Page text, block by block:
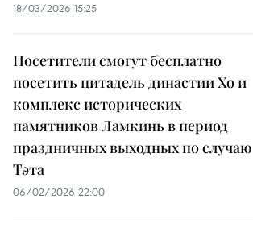
18/03/2026 15:25
Посетители смогут бесплатно
посетить цитадель династии Хо и
комплекс исторических
памятников Ламкинь в период
праздничных выходных по случаю
Тэта
06/02/2026 22:00